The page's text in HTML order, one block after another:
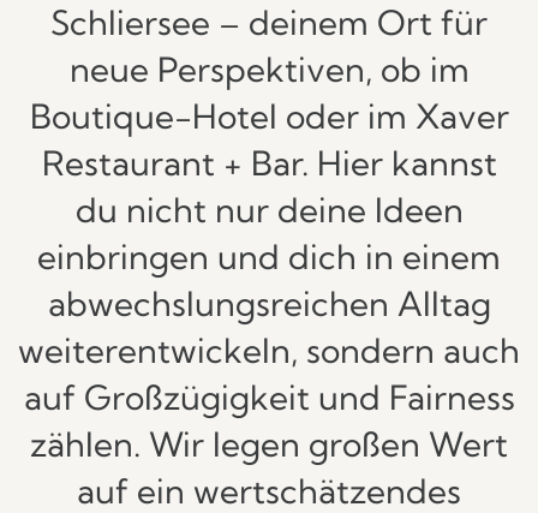
Schliersee – deinem Ort für
neue Perspektiven, ob im
Boutique-Hotel oder im Xaver
Restaurant + Bar. Hier kannst
du nicht nur deine Ideen
einbringen und dich in einem
abwechslungsreichen Alltag
weiterentwickeln, sondern auch
auf Großzügigkeit und Fairness
zählen. Wir legen großen Wert
auf ein wertschätzendes